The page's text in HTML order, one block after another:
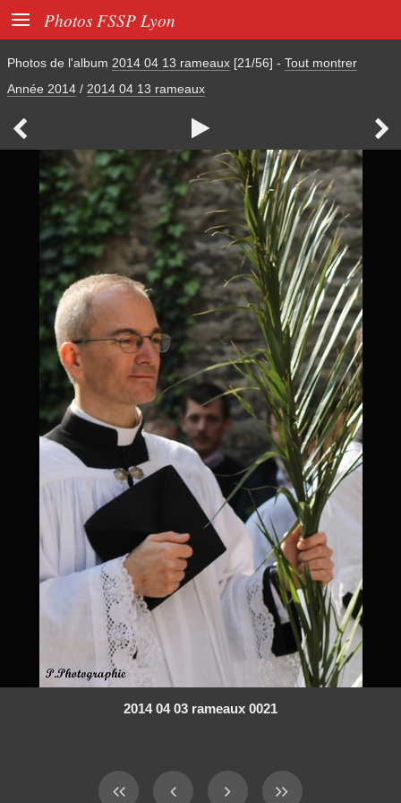
 Photos FSSP Lyon
Photos de l'album 2014 04 13 rameaux [21/56] - Tout montrer
Année 2014 / 2014 04 13 rameaux
  
2014 04 03 rameaux 0021